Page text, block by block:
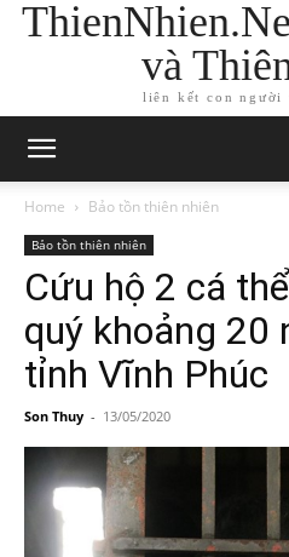
và
liên kết con người
Home Bảo tồn thiên nhiên
Bảo tồn thiên nhiên
Cứu hộ 2 cá
quý khoảng 20
tỉnh Vĩnh Phúc
Son Thuy - 13/05/2020